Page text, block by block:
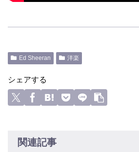
Ed Sheeran 洋楽
シェアする
関連記事